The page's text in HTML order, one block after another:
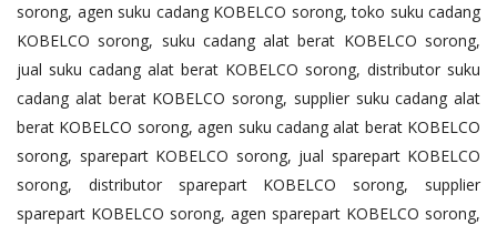
sorong, agen suku cadang KOBELCO sorong, toko suku cadang
KOBELCO sorong, suku cadang alat berat KOBELCO sorong,
jual suku cadang alat berat KOBELCO sorong, distributor suku
cadang alat berat KOBELCO sorong, supplier suku cadang alat
berat KOBELCO sorong, agen suku cadang alat berat KOBELCO
sorong, sparepart KOBELCO sorong, jual sparepart KOBELCO
sorong, distributor sparepart KOBELCO sorong, supplier
sparepart KOBELCO sorong, agen sparepart KOBELCO sorong,